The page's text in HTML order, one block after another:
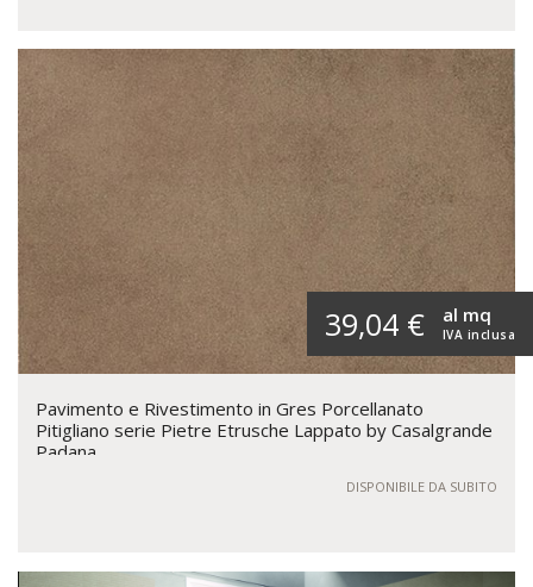
39,04 € IVA inclusa
al mq
Pavimento e Rivestimento in Gres Porcellanato
Pitigliano serie Pietre Etrusche Lappato by Casalgrande
Padana
DISPONIBILE DA SUBITO